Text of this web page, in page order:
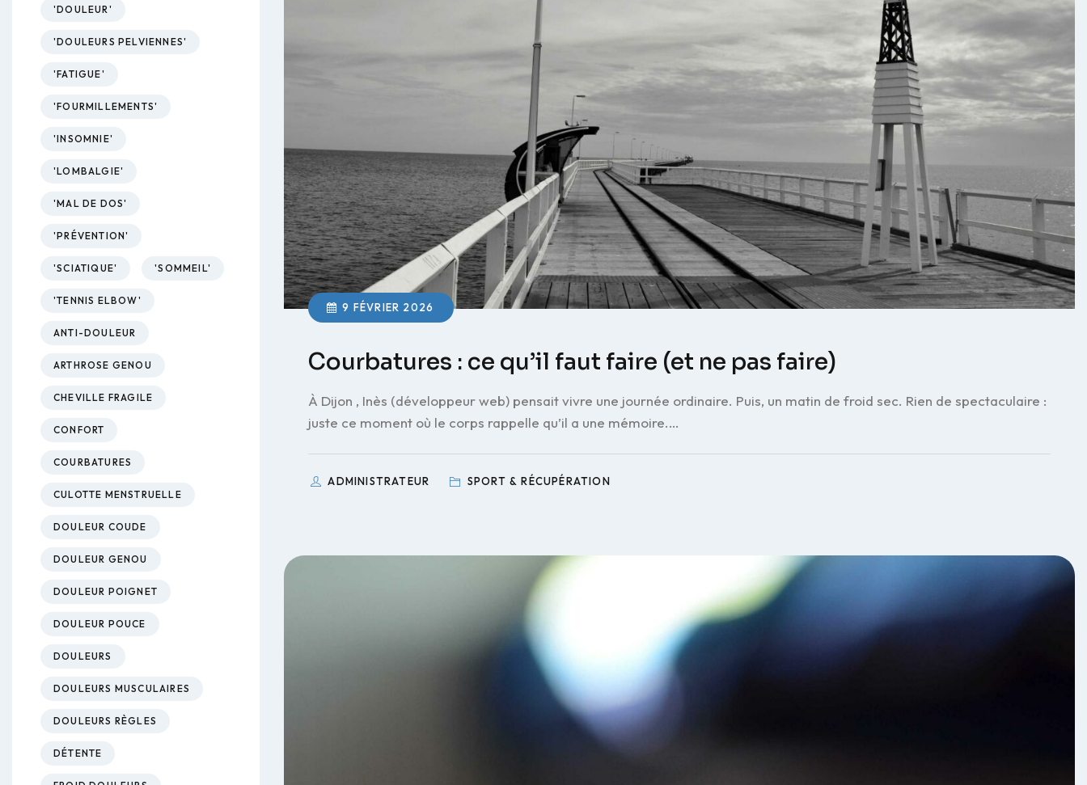
9 FÉVRIER 2026
Courbatures : ce qu’il faut faire (et ne pas faire)
À Dijon , Inès (développeur web) pensait vivre une journée ordinaire. Puis, un matin de froid sec. Rien de spectaculaire :
juste ce moment où le corps rappelle qu’il a une mémoire.…
ADMINISTRATEUR SPORT & RÉCUPÉRATION
'DOULEUR'
'DOULEURS PELVIENNES'
'FATIGUE'
'FOURMILLEMENTS'
'INSOMNIE'
'LOMBALGIE'
'MAL DE DOS'
'PRÉVENTION'
'SCIATIQUE' 'SOMMEIL'
'TENNIS ELBOW'
ANTI-DOULEUR
ARTHROSE GENOU
CHEVILLE FRAGILE
CONFORT
COURBATURES
CULOTTE MENSTRUELLE
DOULEUR COUDE
DOULEUR GENOU
DOULEUR POIGNET
DOULEUR POUCE
DOULEURS
DOULEURS MUSCULAIRES
DOULEURS RÈGLES
DÉTENTE